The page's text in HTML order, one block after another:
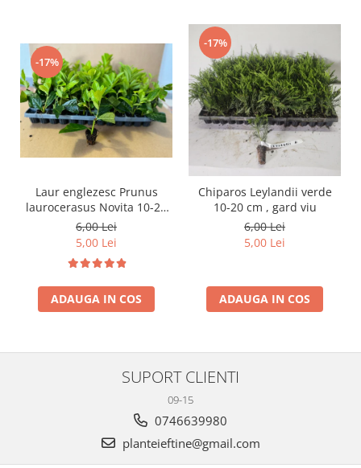
-17%
Laur englezesc Prunus
laurocerasus Novita 10-20
cm
6,00 Lei
5,00 Lei
ADAUGA IN COS
-17%
Chiparos Leylandii verde
10-20 cm , gard viu
6,00 Lei
5,00 Lei
ADAUGA IN COS
SUPORT CLIENTI
09-15
0746639980
planteieftine@gmail.com